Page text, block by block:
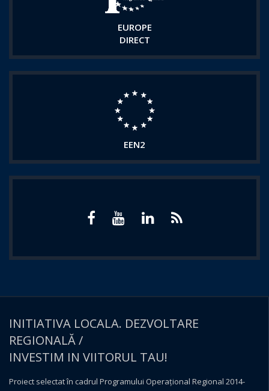
EUROPE
DIRECT
EEN2
INITIATIVA LOCALA. DEZVOLTARE
REGIONALĂ /
INVESTIM IN VIITORUL TAU!
Proiect selectat în cadrul Programului Operațional Regional 2014-